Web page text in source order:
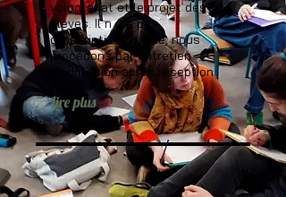
volontariat et le projet des
élèves. Il n y a pas
d'inscription directe, nous
procédons par entretien
d'admission après réception
Lire plus